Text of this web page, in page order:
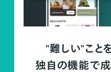
"難しい"こと
独自の機能で